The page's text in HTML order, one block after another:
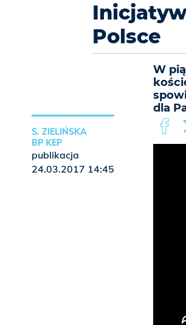
Polsce
W
dla
S. ZIELIŃSKA
BP KEP
publikacja
24.03.2017 14:45